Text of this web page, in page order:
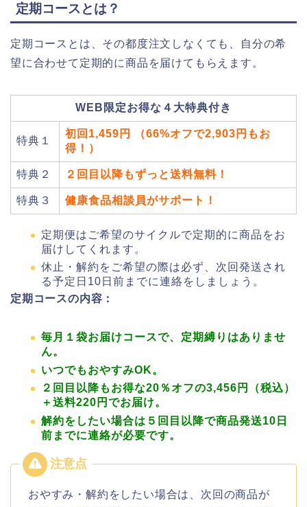
定期コースとは？
定期コースとは、その都度注文しなくても、自分の希
望に合わせて定期的に商品を届けてもらえます。
WEB限定お得な４大特典付き
特典１
初回1,459円 （66%オフで2,903円もお
得！）
特典２ ２回目以降もずっと送料無料！
特典３ 健康食品相談員がサポート！
定期便はご希望のサイクルで定期的に商品をお
届けしてくれます。
休止・解約をご希望の際は必ず、次回発送され
る予定日10日前までに連絡をしましょう。
定期コースの内容：
毎月１袋お届けコースで、定期縛りはありませ
ん。
いつでもおやすみOK。
２回目以降もお得な20％オフの3,456円（税込）
＋送料220円でお届け。
解約をしたい場合は５回目以降で商品発送10日
前までに連絡が必要です。
おやすみ・解約をしたい場合は、次回の商品が